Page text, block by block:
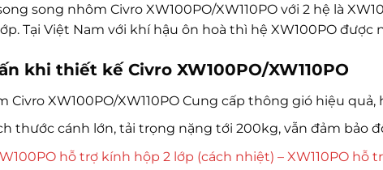
song nhôm Civro XW100PO/XW110PO với 2 hệ là
Tại Việt Nam với khí hậu ôn hoà thì hệ XW100PO
khi thiết kế Civro XW100PO/XW110PO
Civro XW100PO/XW110PO Cung cấp thông gió hiệu
thước cánh lớn, tải trọng nặng tới 200kg, vẫn đảm bảo
hỗ trợ kính hộp 2 lớp (cách nhiệt) – XW110PO hỗ